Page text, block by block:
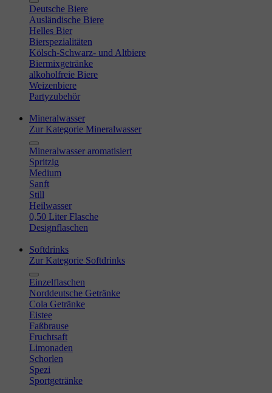
Deutsche Biere
Ausländische Biere
Helles Bier
Bierspezialitäten
Kölsch-Schwarz- und Altbiere
Biermixgetränke
alkoholfreie Biere
Weizenbiere
Partyzubehör
Mineralwasser
Zur Kategorie Mineralwasser
Mineralwasser aromatisiert
Spritzig
Medium
Sanft
Still
Heilwasser
0,50 Liter Flasche
Designflaschen
Softdrinks
Zur Kategorie Softdrinks
Einzelflaschen
Norddeutsche Getränke
Cola Getränke
Eistee
Faßbrause
Fruchtsaft
Limonaden
Schorlen
Spezi
Sportgetränke